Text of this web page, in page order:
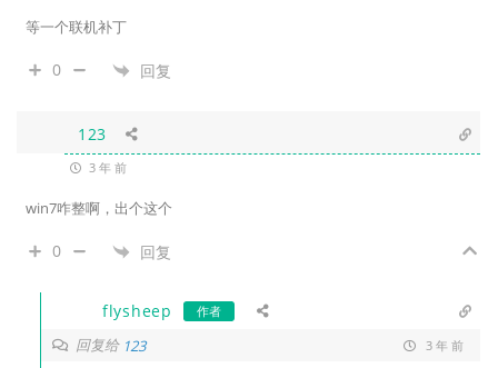
等一个联机补丁
0 回复
123
3 年 前
win7咋整啊，出个这个
0 回复
flysheep 作者
回复给 123 3 年 前